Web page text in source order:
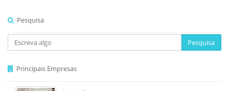
Pesquisa
Pesquisa
Principais Empresas